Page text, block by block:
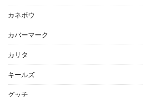
カネボウ
カバーマーク
カリタ
キールズ
グッチ